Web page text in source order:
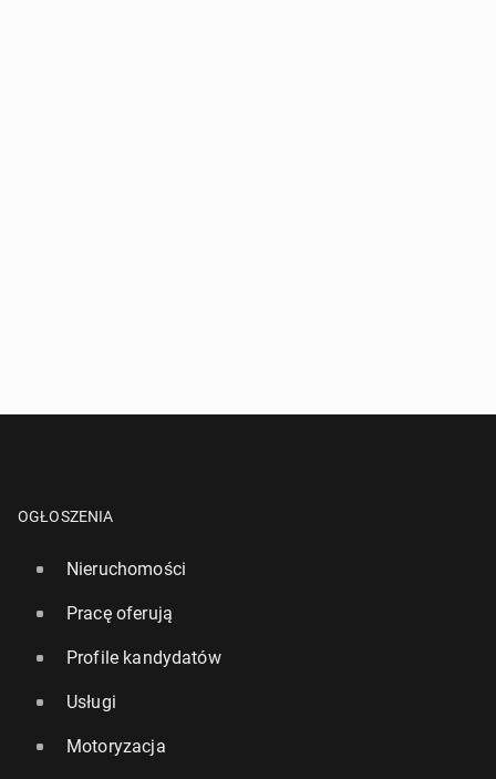
OGŁOSZENIA
Nieruchomości
Pracę oferują
Profile kandydatów
Usługi
Motoryzacja